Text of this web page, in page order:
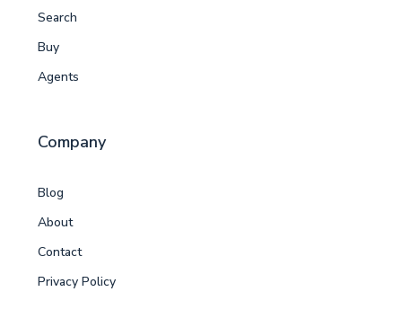
Search
Buy
Agents
Company
Blog
About
Contact
Privacy Policy